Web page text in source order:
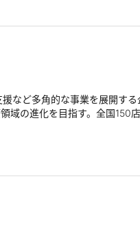
など多角的な事業を展開する
域の進化を目指す。全国150